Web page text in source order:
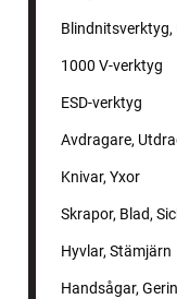
1000 V-verktyg
ESD-verktyg
Avdragare,
Knivar, Yxor
Skrapor, Blad,
Hyvlar, Stämjärn
Handsågar,